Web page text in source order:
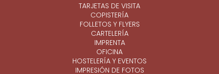
TARJETAS DE VISITA
COPISTERÍA
FOLLETOS Y FLYERS
CARTELERÍA
IMPRENTA
OFICINA
HOSTELERÍA Y EVENTOS
IMPRESIÓN DE FOTOS